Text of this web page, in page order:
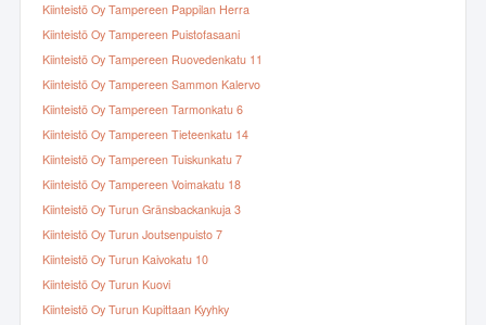
Kiinteistö Oy Tampereen Pappilan Herra
Kiinteistö Oy Tampereen Puistofasaani
Kiinteistö Oy Tampereen Ruovedenkatu 11
Kiinteistö Oy Tampereen Sammon Kalervo
Kiinteistö Oy Tampereen Tarmonkatu 6
Kiinteistö Oy Tampereen Tieteenkatu 14
Kiinteistö Oy Tampereen Tuiskunkatu 7
Kiinteistö Oy Tampereen Voimakatu 18
Kiinteistö Oy Turun Gränsbackankuja 3
Kiinteistö Oy Turun Joutsenpuisto 7
Kiinteistö Oy Turun Kaivokatu 10
Kiinteistö Oy Turun Kuovi
Kiinteistö Oy Turun Kupittaan Kyyhky